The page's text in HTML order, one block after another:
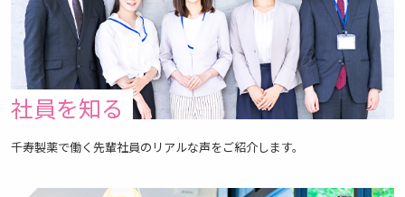
社員を知る
千寿製薬で働く先輩社員のリアルな声をご紹介します。